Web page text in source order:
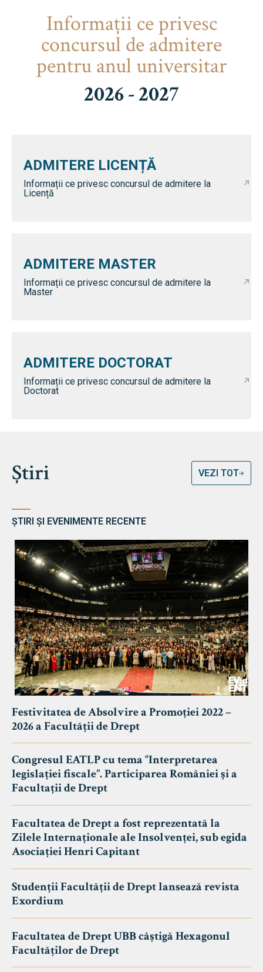
Informaţii ce privesc
concursul de admitere
pentru anul universitar
2026 - 2027
ADMITERE LICENȚĂ
Informații ce privesc concursul de admitere la
Licență
ADMITERE MASTER
Informații ce privesc concursul de admitere la
Master
ADMITERE DOCTORAT
Informații ce privesc concursul de admitere la
Doctorat
Știri VEZI TOT
ȘTIRI ȘI EVENIMENTE RECENTE
Festivitatea de Absolvire a Promoției 2022 –
2026 a Facultății de Drept
Congresul EATLP cu tema “Interpretarea
legislației fiscale”. Participarea României și a
Facultații de Drept
Facultatea de Drept a fost reprezentată la
Zilele Internaționale ale Insolvenței, sub egida
Asociației Henri Capitant
Studenții Facultății de Drept lansează revista
Exordium
Facultatea de Drept UBB câștigă Hexagonul
Facultăților de Drept